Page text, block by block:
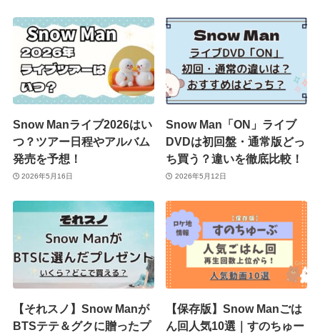
Snow Manライブ2026はい
つ？ツアー日程やアルバム
発売を予想！
2026年5月16日
Snow Man「ON」ライブ
DVDは初回盤・通常版どっ
ち買う？違いを徹底比較！
2026年5月12日
【それスノ】Snow Manが
BTSテテ＆グクに贈ったプ
【保存版】Snow Manごは
ん回人気10選｜すのちゅー